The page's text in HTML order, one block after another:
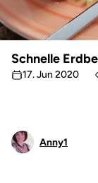
Schnelle
17. Jun 2020
Anny1